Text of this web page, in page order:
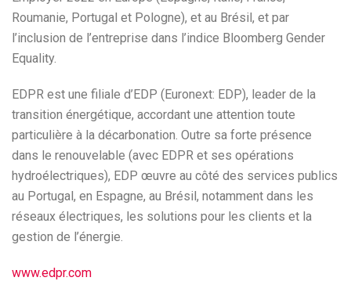
Roumanie, Portugal et Pologne), et au Brésil, et par
l’inclusion de l’entreprise dans l’indice Bloomberg Gender
Equality.
EDPR est une filiale d’EDP (Euronext: EDP), leader de la
transition énergétique, accordant une attention toute
particulière à la décarbonation. Outre sa forte présence
dans le renouvelable (avec EDPR et ses opérations
hydroélectriques), EDP œuvre au côté des services publics
au Portugal, en Espagne, au Brésil, notamment dans les
réseaux électriques, les solutions pour les clients et la
gestion de l’énergie.
www.edpr.com